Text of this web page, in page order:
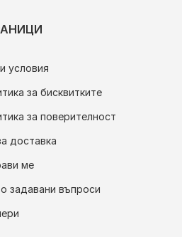
условия
за бисквитките
за поверителност
доставка
ме
задавани въпроси